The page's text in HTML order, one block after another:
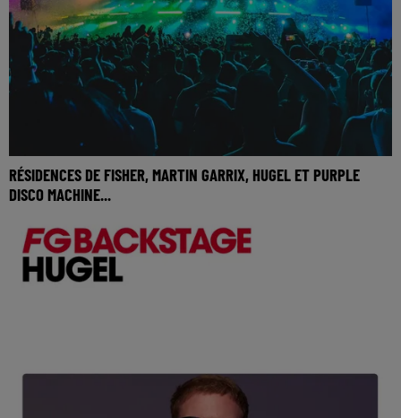
RÉSIDENCES DE FISHER, MARTIN GARRIX, HUGEL ET PURPLE
DISCO MACHINE...
l’Application FG (IOS https://urlz.fr/hhZx